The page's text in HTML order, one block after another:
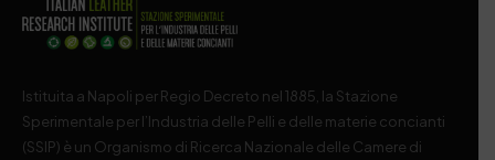
Istituita a Napoli per Regio Decreto nel 1885, la Stazione
Sperimentale per l’Industria delle Pelli e delle materie concianti
(SSIP) è un Organismo di Ricerca Nazionale delle Camere di